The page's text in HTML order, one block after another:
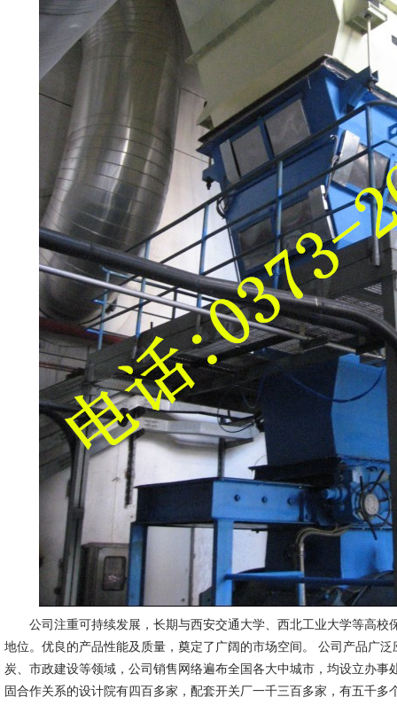
公司注重可持续发展，长期与西安交通大学、西北工业大学等高校
地位。优良的产品性能及质量，奠定了广阔的市场空间。 公司产品广
炭、市政建设等领域，公司销售网络遍布全国各大中城市，均设立办事
固合作关系的设计院有四百多家，配套开关厂一千三百多家，有五千多